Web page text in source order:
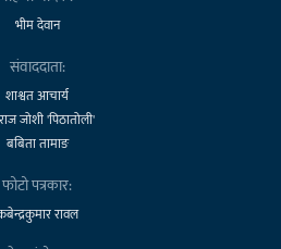
भीम देवान
संवाददाता:
शाश्वत आचार्य
जोशी 'पिठातोली'
बबिता तामाङ
फोटो पत्रकार:
रावल